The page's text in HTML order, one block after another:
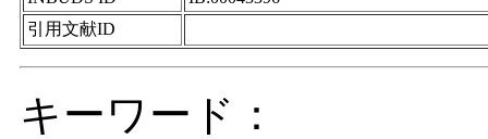
引用文献ID
キーワード：